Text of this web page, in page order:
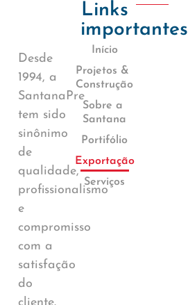
Desde
1994, a
SantanaPre
tem sido
sinônimo
de
qualidade,
profissionalismo
e
compromisso
com a
satisfação
do
Links
importantes
Início
Projetos &
Construção
Sobre a
Santana
Portifólio
Exportação
Serviços